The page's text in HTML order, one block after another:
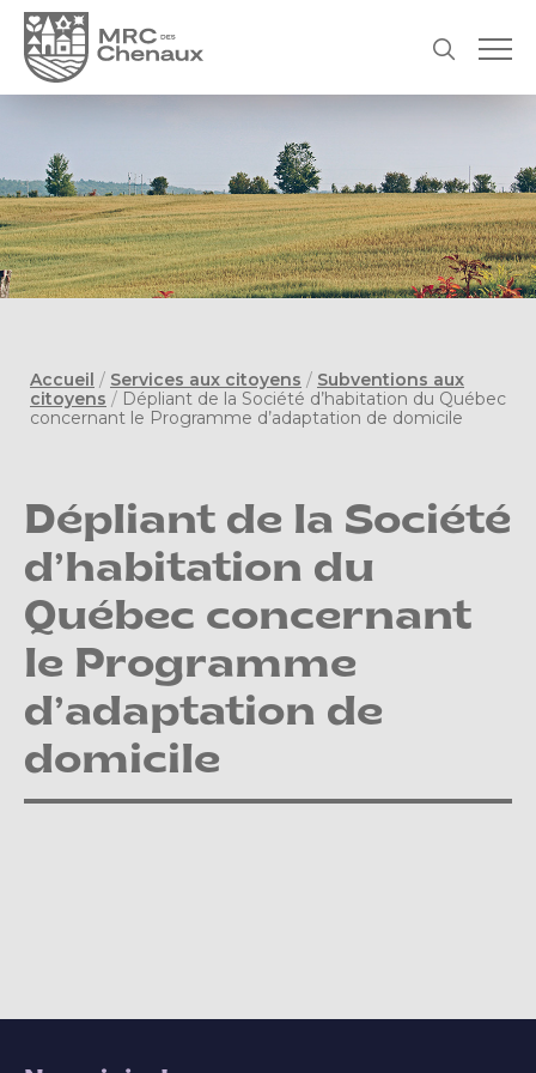
Accueil / Services aux citoyens / Subventions aux
citoyens / Dépliant de la Société d’habitation du Québec
concernant le Programme d’adaptation de domicile
Dépliant de la Société
d’habitation du
Québec concernant
le Programme
d’adaptation de
domicile